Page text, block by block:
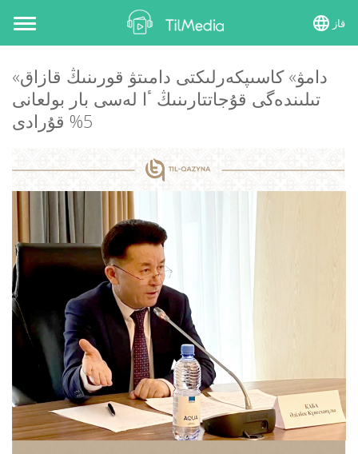
Toggle
navigation
قاز
«دامۋ» كاسىپكەرلىكتى دامىتۋ قورىنىڭ قازاق
تىلىندەگى قۇجاتتارىنىڭ ٴا لەسى بار بولعانى
5% قۇرادى